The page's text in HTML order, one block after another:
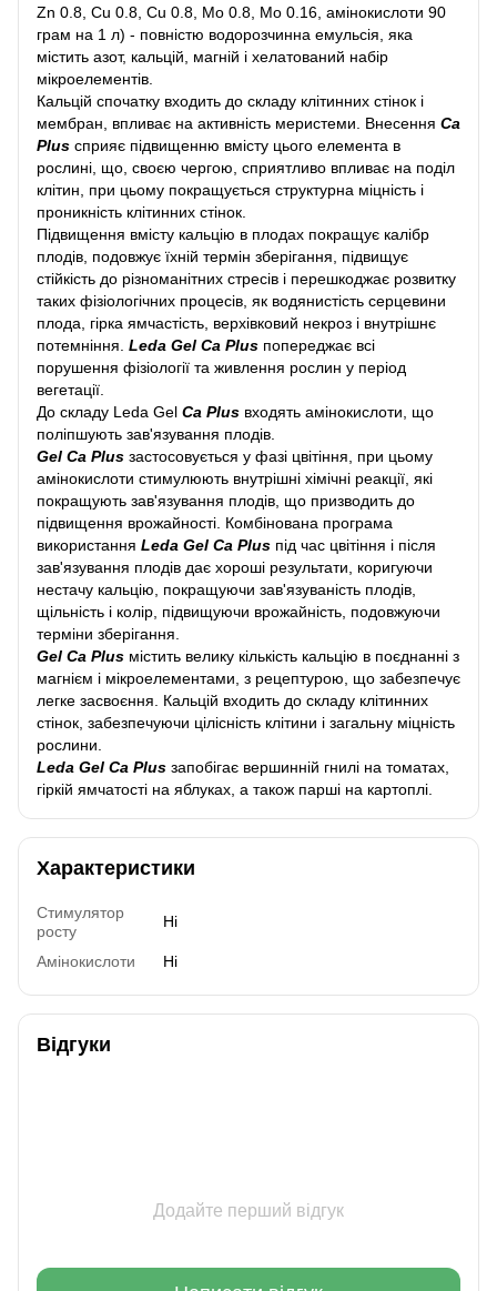
Zn 0.8, Сu 0.8, Сu 0.8, Мо 0.8, Мо 0.16, амінокислоти 90
грам на 1 л) - повністю водорозчинна емульсія, яка
містить азот, кальцій, магній і хелатований набір
мікроелементів.
Кальцій спочатку входить до складу клітинних стінок і
мембран, впливає на активність меристеми. Внесення Ca
Plus сприяє підвищенню вмісту цього елемента в
рослині, що, своєю чергою, сприятливо впливає на поділ
клітин, при цьому покращується структурна міцність і
проникність клітинних стінок.
Підвищення вмісту кальцію в плодах покращує калібр
плодів, подовжує їхній термін зберігання, підвищує
стійкість до різноманітних стресів і перешкоджає розвитку
таких фізіологічних процесів, як водянистість серцевини
плода, гірка ямчастість, верхівковий некроз і внутрішнє
потемніння. Leda Gel Ca Plus попереджає всі
порушення фізіології та живлення рослин у період
вегетації.
До складу Leda Gel Ca Plus входять амінокислоти, що
поліпшують зав'язування плодів.
Gel Ca Plus застосовується у фазі цвітіння, при цьому
амінокислоти стимулюють внутрішні хімічні реакції, які
покращують зав'язування плодів, що призводить до
підвищення врожайності. Комбінована програма
використання Leda Gel Ca Plus під час цвітіння і після
зав'язування плодів дає хороші результати, коригуючи
нестачу кальцію, покращуючи зав'язуваність плодів,
щільність і колір, підвищуючи врожайність, подовжуючи
терміни зберігання.
Gel Ca Plus містить велику кількість кальцію в поєднанні з
магнієм і мікроелементами, з рецептурою, що забезпечує
легке засвоєння. Кальцій входить до складу клітинних
стінок, забезпечуючи цілісність клітини і загальну міцність
рослини.
Leda Gel Ca Plus запобігає вершинній гнилі на томатах,
гіркій ямчатості на яблуках, а також парші на картоплі.
Характеристики
Стимулятор
росту
Ні
Амінокислоти Ні
Відгуки
Додайте перший відгук